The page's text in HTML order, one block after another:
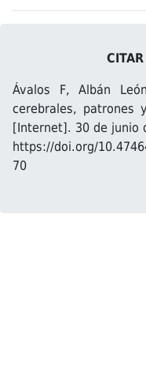
Ávalos F, Albán
cerebrales, patrones
[Internet]. 30 de junio
https://doi.org/
70